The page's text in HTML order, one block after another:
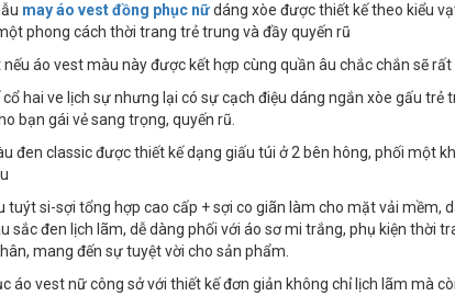
may áo vest đồng phục nữdáng xòe được thiết kế theo kiểu
phong cách thời trang trẻ trung và đầy quyến rũ
nếu áo vest màu này được kết hợp cùng quần âu chắc chắn sẽ
cổ hai ve lịch sự nhưng lại có sự cạch điệu dáng ngắn xòe gấu
bạn gái vẻ sang trọng, quyến rũ.
đen classic được thiết kế dạng giấu túi ở 2 bên hông, phối một
tuýt si-sợi tổng hợp cao cấp + sợi co giãn làm cho mặt vải
sắc đen lịch lãm, dễ dàng phối với áo sơ mi trắng, phụ kiện thời
mang đến sự tuyệt vời cho sản phẩm.
áo vest nữ công sở với thiết kế đơn giản không chỉ lịch lãm mà